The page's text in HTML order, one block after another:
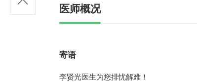
医师概况
寄语
李贤光医生为您排忧解难！